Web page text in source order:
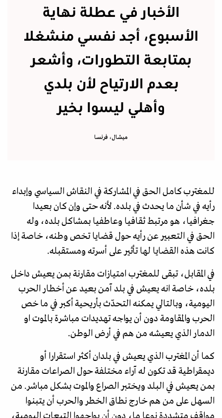
الأخبار في عطلة نهاية
الأسبوع، أجد نفسي منشغلا
بمتابعة التطورات، وأشعر
بعدم الارتياح لأن بلدي
وأهلي ليسوا بخير
ميشال، فرنسا
للمغترب كامل الحق في المشاركة في النقاش السياسي وإبداء
رأيه في شأن ما يحدث في بلده. لأنه حتى وإن كان بعيدا
جغرافيا، هو مرتبط ثقافيا وعاطفيا بمشاكل بلده، وله
الحق في التعبير عن رأيه حول قضايا تخص وطنه، خاصة إذا
كانت هذه القضايا لها تأثير على أسرته ومستقبله.
في المقابل، تبقى للمغترب امتيازات مقارنة بمن يعيش داخل
بلده، خاصة انه يعيش في بلد آمن بعيد عن أخطار الحرب
اليومية، وبالتالي يمكنه التحدّث بأريحية أكبر في ما خص
الحرب والمقاومة دون أن يواجه تهديدات مباشرة بالموت او
الدمار الذي يعيشه من هم في أرض الوطن.
كما أن المغترب الذي يعيش في بلدان أكثر استقرارا أو
ديمقراطية قد تكون له آراء مختلفة حول الصراعات مقارنة
بمن يعيش في البلد ويختبر الصراع والموت بشكل مباشر. من
السهل على من هم خارج نطاق الخطر والحرب أن يتبنوا